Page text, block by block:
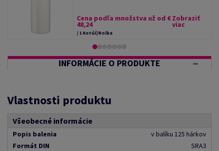
Cena podľa množstva už od €
48,24
/ 1 Kotúč/Rolka
Zobraziť
viac
INFORMÁCIE O PRODUKTE
Vlastnosti produktu
Všeobecné informácie
Popis balenia
v balíku 125 hárkov
Formát DIN
SRA3